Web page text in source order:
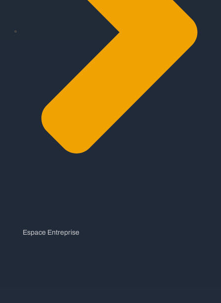
Espace Entreprise